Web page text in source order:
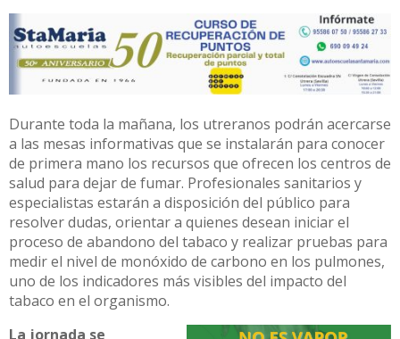
Durante toda la mañana, los utreranos podrán acercarse
a las mesas informativas que se instalarán para conocer
de primera mano los recursos que ofrecen los centros de
salud para dejar de fumar. Profesionales sanitarios y
especialistas estarán a disposición del público para
resolver dudas, orientar a quienes desean iniciar el
proceso de abandono del tabaco y realizar pruebas para
medir el nivel de monóxido de carbono en los pulmones,
uno de los indicadores más visibles del impacto del
tabaco en el organismo.
La jornada se